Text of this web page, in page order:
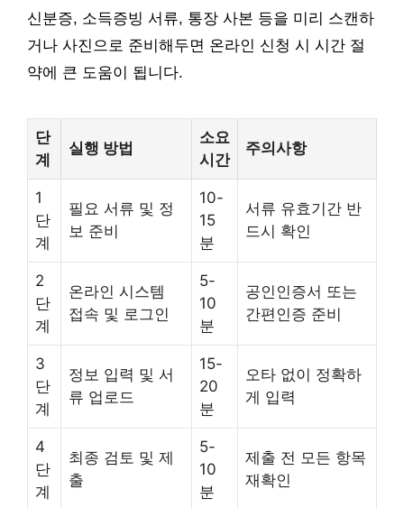
신분증, 소득증빙 서류, 통장 사본 등을 미리 스캔하
거나 사진으로 준비해두면 온라인 신청 시 시간 절
약에 큰 도움이 됩니다.
단
계
실행 방법
소요
시간
주의사항
1
단
계
필요 서류 및 정
보 준비
10-
15
분
서류 유효기간 반
드시 확인
2
단
계
온라인 시스템
접속 및 로그인
5-
10
분
공인인증서 또는
간편인증 준비
3
단
계
정보 입력 및 서
류 업로드
15-
20
분
오타 없이 정확하
게 입력
4
단
계
최종 검토 및 제
출
5-
10
분
제출 전 모든 항목
재확인